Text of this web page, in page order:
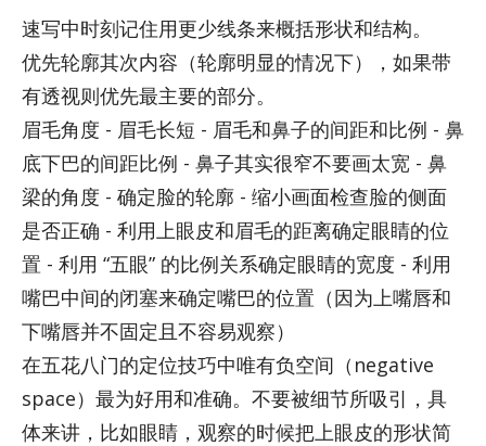
速写中时刻记住用更少线条来概括形状和结构。
优先轮廓其次内容（轮廓明显的情况下），如果带
有透视则优先最主要的部分。
眉毛角度 - 眉毛长短 - 眉毛和鼻子的间距和比例 - 鼻
底下巴的间距比例 - 鼻子其实很窄不要画太宽 - 鼻
梁的角度 - 确定脸的轮廓 - 缩小画面检查脸的侧面
是否正确 - 利用上眼皮和眉毛的距离确定眼睛的位
置 - 利用 “五眼” 的比例关系确定眼睛的宽度 - 利用
嘴巴中间的闭塞来确定嘴巴的位置（因为上嘴唇和
下嘴唇并不固定且不容易观察）
在五花八门的定位技巧中唯有负空间（neg­a­tive
space）最为好用和准确。不要被细节所吸引，具
体来讲，比如眼睛，观察的时候把上眼皮的形状简